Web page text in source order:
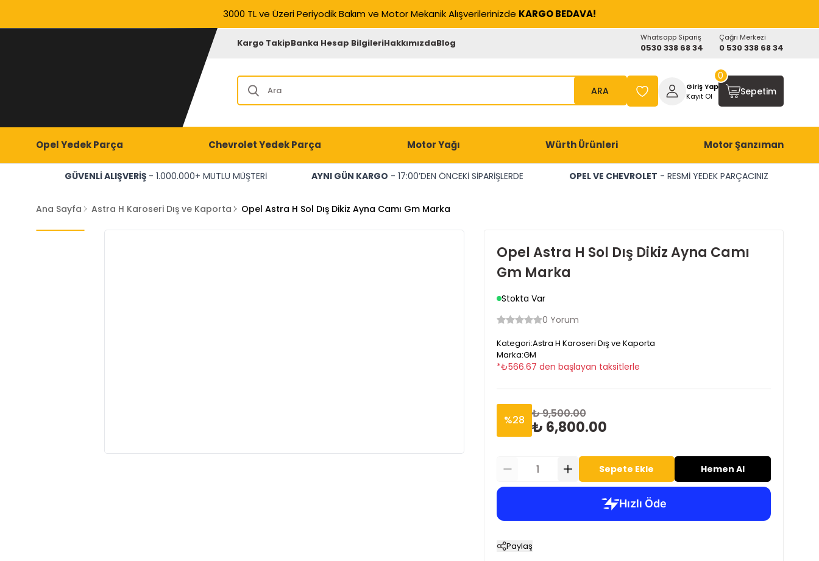
3000 TL ve Üzeri Periyodik Bakım ve Motor Mekanik Alışverilerinizde KARGO BEDAVA!
Kargo TakipBanka Hesap BilgileriHakkımızdaBlog Whatsapp Sipariş
0530 338 68 34
Çağrı Merkezi
0 530 338 68 34
ARA
Giriş Yap
Kayıt Ol
Sepetim
0
Opel Yedek Parça Chevrolet Yedek Parça Motor Yağı Würth Ürünleri Motor Şanzıman
GÜVENLİ ALIŞVERİŞ - 1.000.000+ MUTLU MÜŞTERİ AYNI GÜN KARGO - 17:00’DEN ÖNCEKİ SİPARİŞLERDE OPEL VE CHEVROLET - RESMİ YEDEK PARÇACINIZ
Ana Sayfa Astra H Karoseri Dış ve Kaporta Opel Astra H Sol Dış Dikiz Ayna Camı Gm Marka
Opel Astra H Sol Dış Dikiz Ayna Camı
Gm Marka
Stokta Var
0 Yorum
Kategori:Astra H Karoseri Dış ve Kaporta
Marka:GM
*₺566.67 den başlayan taksitlerle
%28 ₺ 9,500.00
₺ 6,800.00
Sepete Ekle Hemen Al
Paylaş